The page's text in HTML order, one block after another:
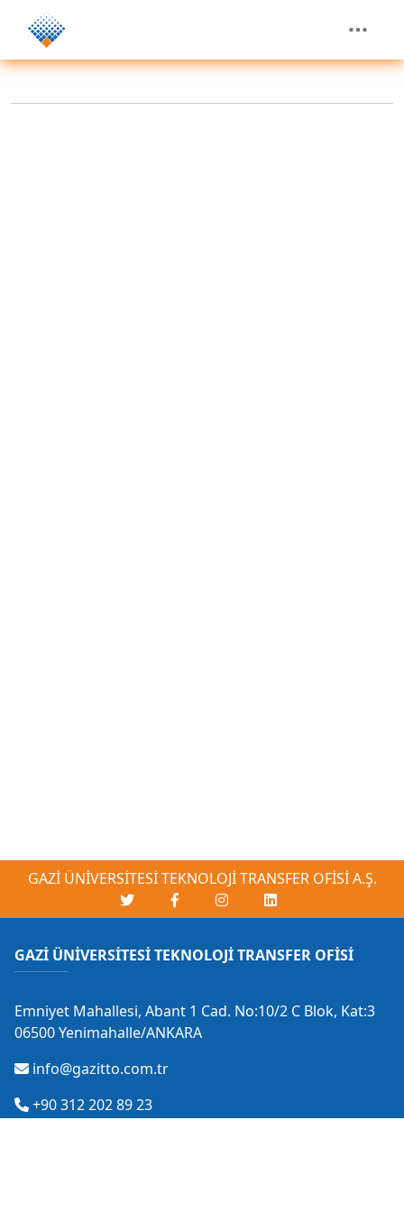
GAZİ ÜNİVERSİTESİ TEKNOLOJİ TRANSFER OFİSİ A.Ş.
GAZİ ÜNİVERSİTESİ TEKNOLOJİ TRANSFER OFİSİ
Emniyet Mahallesi, Abant 1 Cad. No:10/2 C Blok, Kat:3
06500 Yenimahalle/ANKARA
info@gazitto.com.tr
+90 312 202 89 23